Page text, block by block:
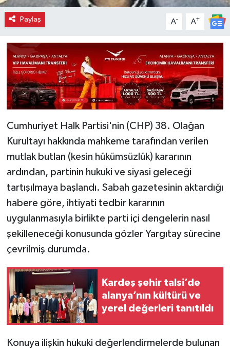
Paylaş A- A+
Cumhuriyet Halk Partisi'nin (CHP) 38. Olağan
Kurultayı hakkında mahkeme tarafından verilen
mutlak butlan (kesin hükümsüzlük) kararının
ardından, partinin hukuki ve siyasi geleceği
tartışılmaya başlandı. Sabah gazetesinin aktardığı
habere göre, ihtiyati tedbir kararının
uygulanmasıyla birlikte parti içi dengelerin nasıl
şekilleneceği konusunda gözler Yargıtay sürecine
çevrilmiş durumda.
Kardeş şehir talsi’de
alanya’nın kültürü ve
yerel değerleri tanıtıldı
Konuya ilişkin hukuki değerlendirmelerde bulunan